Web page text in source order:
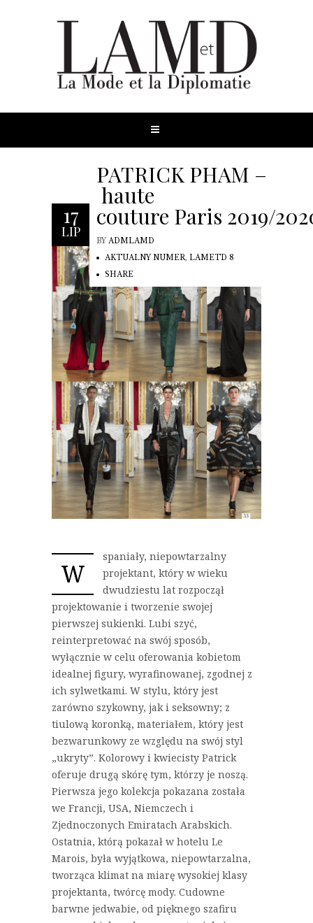
17
LIP
PATRICK PHAM –
haute
couture Paris 2019/
BY ADMLAMD
AKTUALNY NUMER, LAMETD 8
SHARE
W
spaniały, niepowtarzalny
projektant, który w wieku
dwudziestu lat rozpoczął
projektowanie i tworzenie swojej
pierwszej sukienki. Lubi szyć,
reinterpretować na swój sposób,
wyłącznie w celu oferowania kobietom
idealnej figury, wyrafinowanej, zgodnej z
ich sylwetkami. W stylu, który jest
zarówno szykowny, jak i seksowny; z
tiulową koronką, materiałem, który jest
bezwarunkowy ze względu na swój styl
„ukryty”. Kolorowy i kwiecisty Patrick
oferuje drugą skórę tym, którzy je noszą.
Pierwsza jego kolekcja pokazana została
we Francji, USA, Niemczech i
Zjednoczonych Emiratach Arabskich.
Ostatnia, którą pokazał w hotelu Le
Marois, była wyjątkowa, niepowtarzalna,
tworząca klimat na miarę wysokiej klasy
projektanta, twórcę mody. Cudowne
barwne jedwabie, od pięknego szafiru